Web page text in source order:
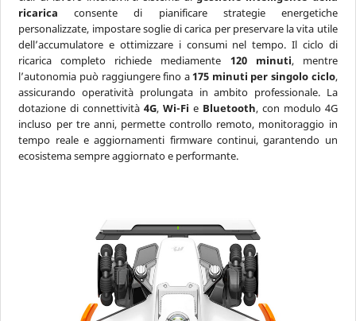
ricarica consente di pianificare strategie energetiche
personalizzate, impostare soglie di carica per preservare la vita utile
dell’accumulatore e ottimizzare i consumi nel tempo. Il ciclo di
ricarica completo richiede mediamente 120 minuti, mentre
l’autonomia può raggiungere fino a175 minuti per singolo ciclo,
assicurando operatività prolungata in ambito professionale. La
dotazione di connettività4G,Wi-Fi e Bluetooth, con modulo 4G
incluso per tre anni, permette controllo remoto, monitoraggio in
tempo reale e aggiornamenti firmware continui, garantendo un
ecosistema sempre aggiornato e performante.